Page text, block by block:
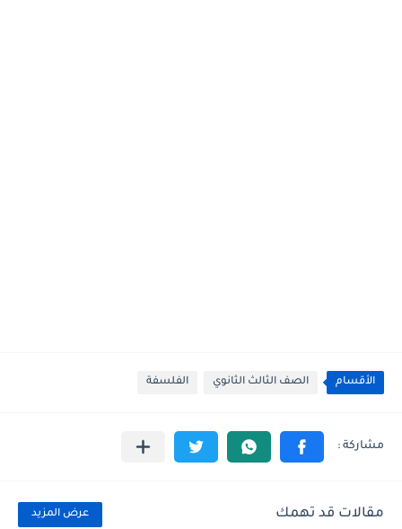
الأقسام الصف الثالث الثانوي الفلسفة
مقالات قد تهمك عرض المزيد